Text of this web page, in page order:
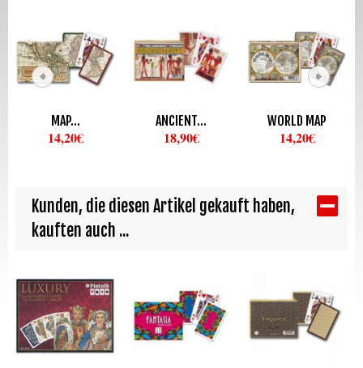
MAP...
14,20€
ANCIENT...
18,90€
WORLD MAP
14,20€
Kunden, die diesen Artikel gekauft haben,
kauften auch ...